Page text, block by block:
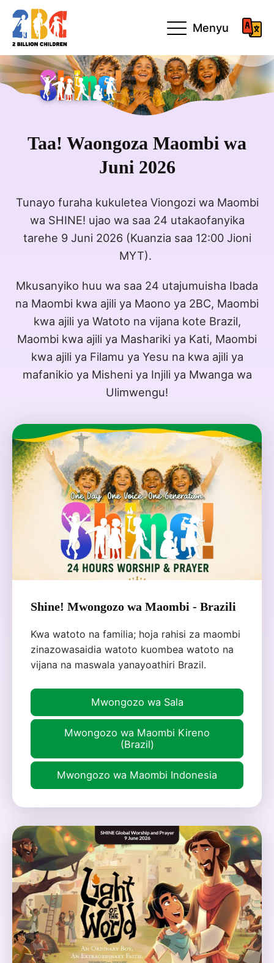
Menyu
Taa! Waongoza Maombi wa
Juni 2026
Tunayo furaha kukuletea Viongozi wa Maombi
wa SHINE! ujao wa saa 24 utakaofanyika
tarehe 9 Juni 2026 (Kuanzia saa 12:00 Jioni
MYT).
Mkusanyiko huu wa saa 24 utajumuisha Ibada
na Maombi kwa ajili ya Maono ya 2BC, Maombi
kwa ajili ya Watoto na vijana kote Brazil,
Maombi kwa ajili ya Mashariki ya Kati, Maombi
kwa ajili ya Filamu ya Yesu na kwa ajili ya
mafanikio ya Misheni ya Injili ya Mwanga wa
Ulimwengu!
Shine! Mwongozo wa Maombi - Brazili
Kwa watoto na familia; hoja rahisi za maombi
zinazowasaidia watoto kuombea watoto na
vijana na maswala yanayoathiri Brazil.
Mwongozo wa Sala
Mwongozo wa Maombi Kireno
(Brazil)
Mwongozo wa Maombi Indonesia